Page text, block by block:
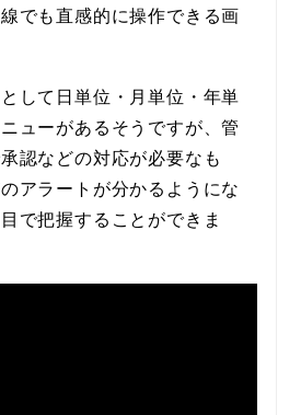
でも直感的に操作できる画
して日単位・月単位・年単
ューがあるそうですが、管
認などの対応が必要なも
アラートが分かるようにな
で把握することができま